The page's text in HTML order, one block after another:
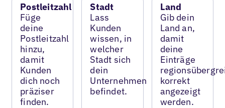
Postleitzahl
Füge
deine
Postleitzahl
hinzu,
damit
Kunden
dich noch
präziser
finden.
Stadt
Lass
Kunden
wissen, in
welcher
Stadt sich
dein
Unternehmen
befindet.
Land
Gib dein
Land an,
damit
deine
Einträge
korrekt
angezeigt
werden.